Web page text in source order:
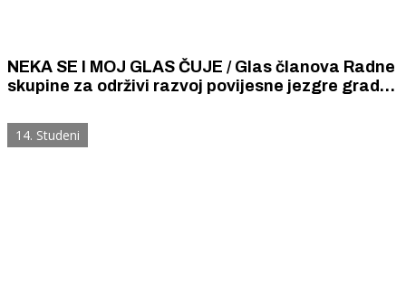
NEKA SE I MOJ GLAS ČUJE / Glas članova Radne
skupine za održivi razvoj povijesne jezgre grada
čula
14. Studeni